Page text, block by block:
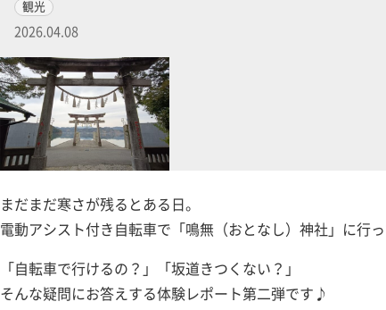
観光
2026.04.08
まだまだ寒さが残るとある日。
電動アシスト付き自転車で「鳴無（おとなし）神社」に行っ
「自転車で行けるの？」「坂道きつくない？」
そんな疑問にお答えする体験レポート第二弾です♪